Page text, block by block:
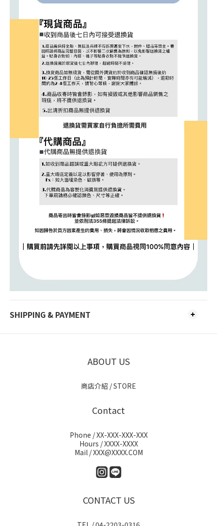
SHIPPING & PAYMENT
ABOUT US
商店介紹 / STORE
Contact
Phone / XX-XXX-XXX-XXX
Hours / XXXX-XXXX
Mail / XXX@XXXX.COM
CONTACT US